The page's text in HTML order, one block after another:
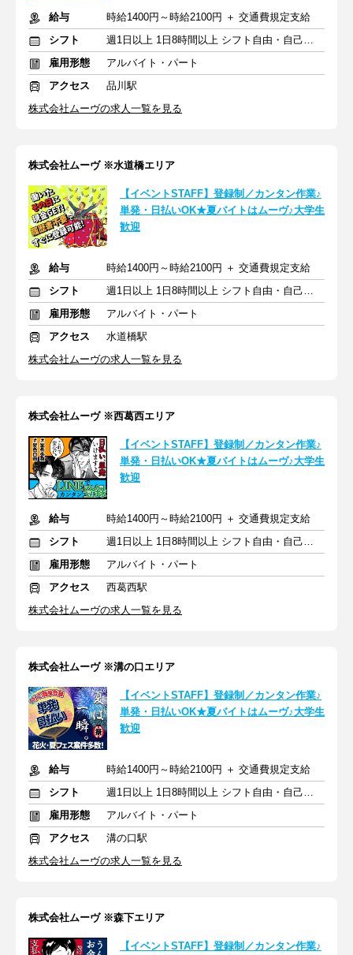
給与
時給1400円～時給2100円 ＋ 交通費規定支給
シフト
週1日以上 1日8時間以上 シフト自由・自己申告
雇用形態
アルバイト・パート
アクセス
品川駅
株式会社ムーヴの求人一覧を見る
株式会社ムーヴ ※水道橋エリア
【イベントSTAFF】登録制／カンタン作業♪
単発・日払いOK★夏バイトはムーヴ♪大学生
歓迎
給与
時給1400円～時給2100円 ＋ 交通費規定支給
シフト
週1日以上 1日8時間以上 シフト自由・自己申告
雇用形態
アルバイト・パート
アクセス
水道橋駅
株式会社ムーヴの求人一覧を見る
株式会社ムーヴ ※西葛西エリア
【イベントSTAFF】登録制／カンタン作業♪
単発・日払いOK★夏バイトはムーヴ♪大学生
歓迎
給与
時給1400円～時給2100円 ＋ 交通費規定支給
シフト
週1日以上 1日8時間以上 シフト自由・自己申告
雇用形態
アルバイト・パート
アクセス
西葛西駅
株式会社ムーヴの求人一覧を見る
株式会社ムーヴ ※溝の口エリア
【イベントSTAFF】登録制／カンタン作業♪
単発・日払いOK★夏バイトはムーヴ♪大学生
歓迎
給与
時給1400円～時給2100円 ＋ 交通費規定支給
シフト
週1日以上 1日8時間以上 シフト自由・自己申告
雇用形態
アルバイト・パート
アクセス
溝の口駅
株式会社ムーヴの求人一覧を見る
株式会社ムーヴ ※森下エリア
【イベントSTAFF】登録制／カンタン作業♪